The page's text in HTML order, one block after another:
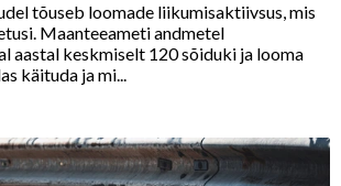
tõuseb loomade liikumisaktiivsus, mis
Maanteeameti andmetel
aastal keskmiselt 120 sõiduki ja looma
käituda ja mi...